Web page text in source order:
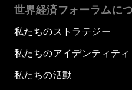
世界経済フォーラムに
私たちのストラテジー
私たちのアイデンティティ
私たちの活動